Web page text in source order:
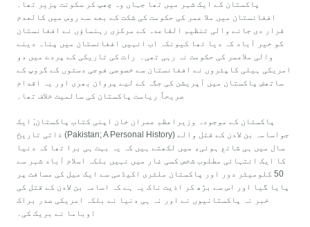
پاکستان کے ایک شہر میں تھا جہاں وہ چھپ کر سکونت پزیر تھا۔
افغانستان میں ملا عمر کی حکومت کی شکت کے بعد سے روس میں کالعدم
قرار دی جانے والی تنظیم القاعدہ کے مرکزی رہنماؤں نے افغانستان
کو خیر آباد کہ دیا تھا کیونکہ اب انہیں افغانستان میں پناہ دینے
والی ملاعمر کی حکومت نہ رہی تھی۔ رات کی تاریکی کے پردے میں دو
امریکی ہیلی کاپٹروں نے افغانستان سے خصوصی فوجی دستوں کے گروپ کے
ساتھض پاکستان میں آپریشن کی جگہ کے لیے پروان بھری اور یہ اقدام
صریحاً ریاست پاکستان کی سالمیت خلاف تھا۔
پاکستان کے موجودہ وزیراعظم عمران خان اپنی کتاب پاکستان; ایک
ذاتی تاریخ (Pakistan; A Personal History) جواسامہ بن لادن کے قتل والے
سال میں ہی شائع ہوئی، میں لکھتے ہیں کہ یہ بہت ہی برا تھا کہ دنیا
کا ایک انتہائی مطلوب شخص کسی غار میں نہیں بلکہ اسلام آباد شہر سے
50 کلومیٹر دور اور پاکستان ملٹری اکیڈمی سے ایک میل کی مسافت پر
پایا گیا اور اس سے بڑھ کر اذیت ناک یہ ہے کہ اسامہ بن لادن کے قتل کی
خبر نہ پاکستانیوں نے اور نہ ہی دنیا نے بلکہ امریکی صدر براک
اوباما نے بریک کی۔